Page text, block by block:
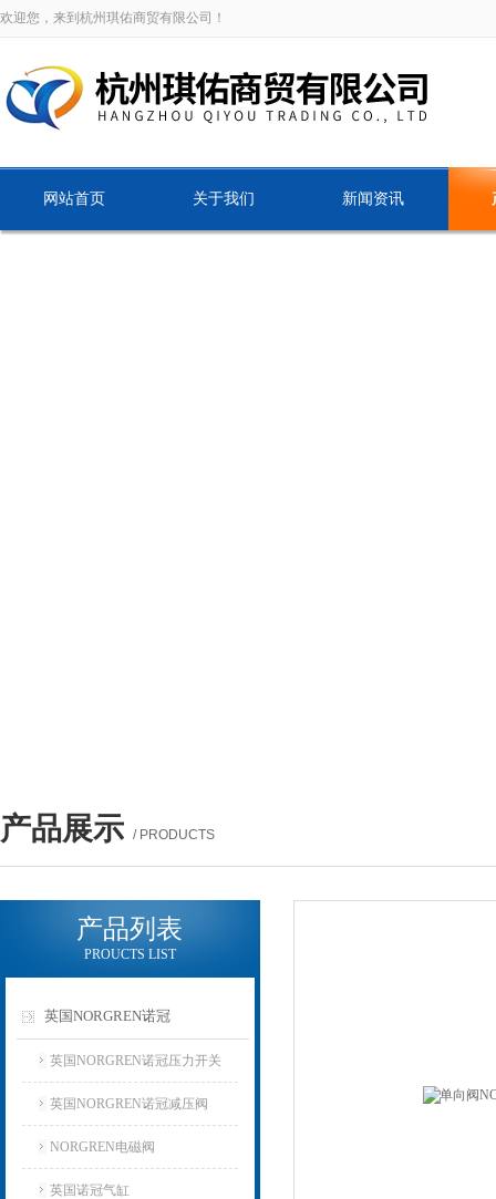
欢迎您，来到杭州琪佑商贸有限公司！
网站首页 关于我们 新闻资讯
产品展示 / PRODUCTS
产品列表
PROUCTS LIST
英国NORGREN诺冠
英国NORGREN诺冠压力开关
英国NORGREN诺冠减压阀
NORGREN电磁阀
英国诺冠气缸